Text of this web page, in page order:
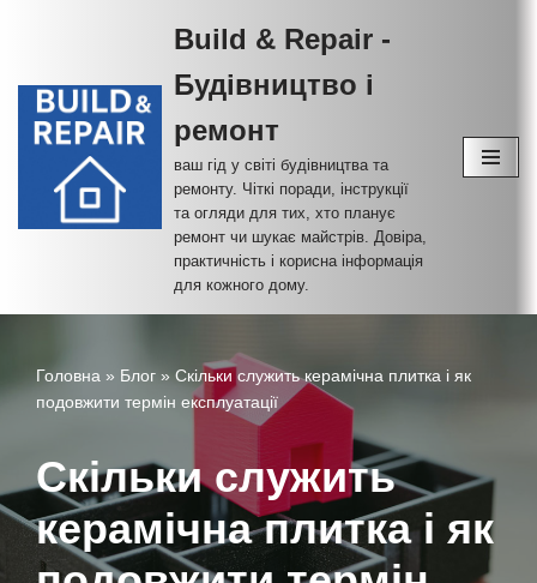
до
вмісту
Build & Repair -
Будівництво і
ремонт
ваш гід у світі будівництва та
ремонту. Чіткі поради, інструкції
та огляди для тих, хто планує
ремонт чи шукає майстрів. Довіра,
практичність і корисна інформація
для кожного дому.
Головна » Блог » Скільки служить керамічна плитка і як
подовжити термін експлуатації
Скільки служить
керамічна плитка і як